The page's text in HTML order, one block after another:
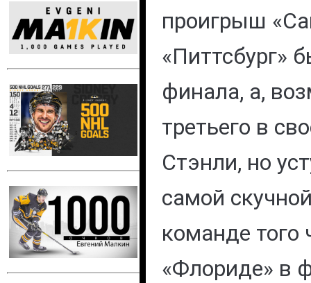
проигрыш
«Питтсбург»
финала, а,
третьего в
Стэнли, но
самой
команде того
«Флориде» в